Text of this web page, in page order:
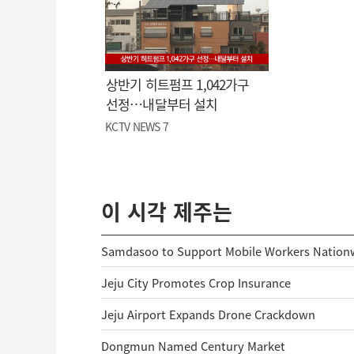
상반기 히트펌프 1,042가구
선정…내달부터 설치
KCTV NEWS 7
이 시각 제주는
Samdasoo to Support Mobile Workers
Jeju City Promotes Crop Insurance
Jeju Airport Expands Drone Crackdown
Dongmun Named Century Market